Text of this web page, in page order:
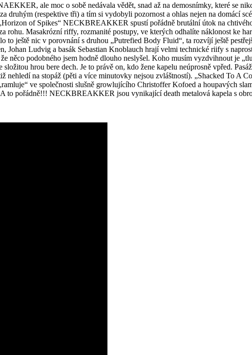
ale moc o sobě nedávala vědět, snad až na demosnímky, které se
(respektive tři) a tím si vydobyli pozornost a ohlas nejen na domácí
of Spikes“ NECKBREAKKER spustí pořádně brutální útok na
rohu. Masakrózní riffy, rozmanité postupy, ve kterých odhalíte náklonost ke
to ještě nic v porovnání s druhou „Putrefied Body Fluid“, ta rozvíjí ještě
Johan Ludvig a basák Sebastian Knoblauch hrají velmi technické riify s
něco podobného jsem hodně dlouho neslyšel. Koho musím vyzdvihnout je
hrou bere dech. Je to právě on, kdo žene kapelu neúprosně vpřed.
na stopáž (pěti a více minutovky nejsou zvláštností). „Shacked To A
ve společnosti slušně growlujícího Christoffer Kofoed a houpavých
to pořádně!!! NECKBREAKKER jsou vynikající death metalová kapela s